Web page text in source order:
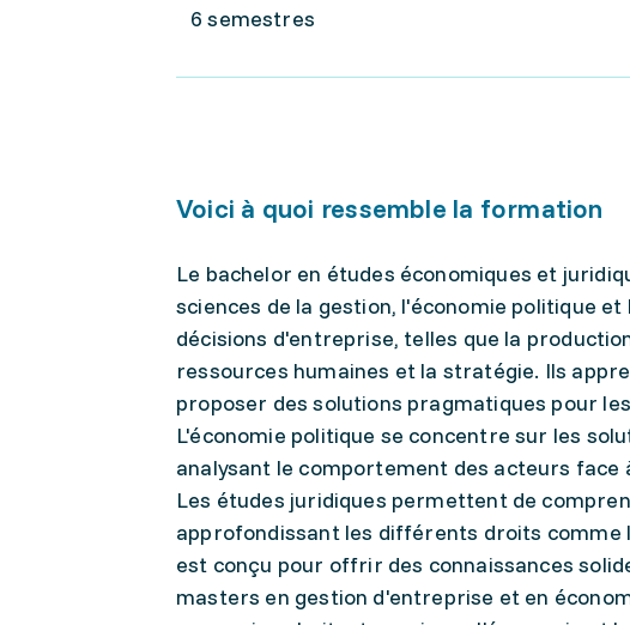
6 semestres
Voici à quoi ressemble la formation
Le bachelor en études économiques et
sciences de la gestion, l'économie politique
décisions d'entreprise, telles que la
ressources humaines et la stratégie. Ils
proposer des solutions pragmatiques pour
L'économie politique se concentre sur les
analysant le comportement des acteurs
Les études juridiques permettent de
approfondissant les différents droits comme
est conçu pour offrir des connaissances
masters en gestion d'entreprise et en